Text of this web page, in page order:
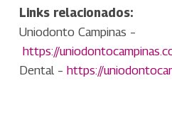
Links relacionados:
Uniodonto Campinas –
https://
Dental – https://